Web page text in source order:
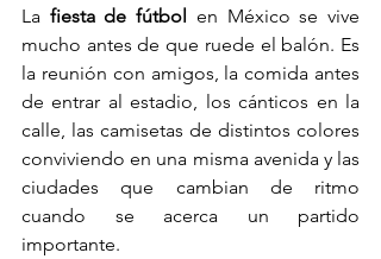
La fiesta de fútbol en México se vive
mucho antes de que ruede el balón. Es
la reunión con amigos, la comida antes
de entrar al estadio, los cánticos en la
calle, las camisetas de distintos colores
conviviendo en una misma avenida y las
ciudades que cambian de ritmo
cuando se acerca un partido
importante.